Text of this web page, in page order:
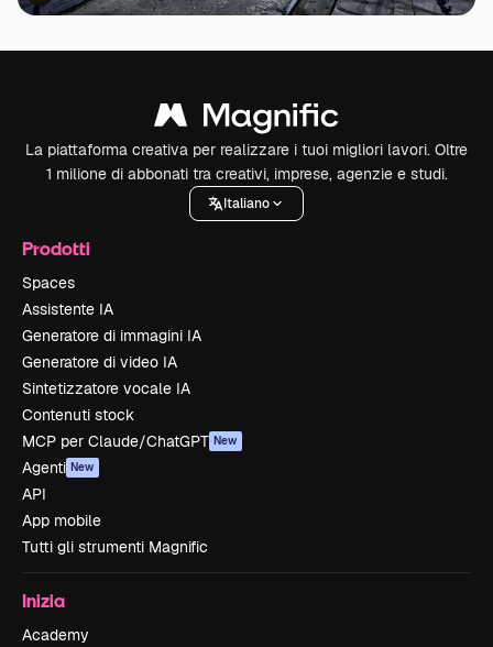
La piattaforma creativa per realizzare i tuoi migliori lavori. Oltre
1 milione di abbonati tra creativi, imprese, agenzie e studi.
Italiano
Prodotti
Spaces
Assistente IA
Generatore di immagini IA
Generatore di video IA
Sintetizzatore vocale IA
Contenuti stock
MCP per Claude/ChatGPT New
Agenti New
API
App mobile
Tutti gli strumenti Magnific
Inizia
Academy